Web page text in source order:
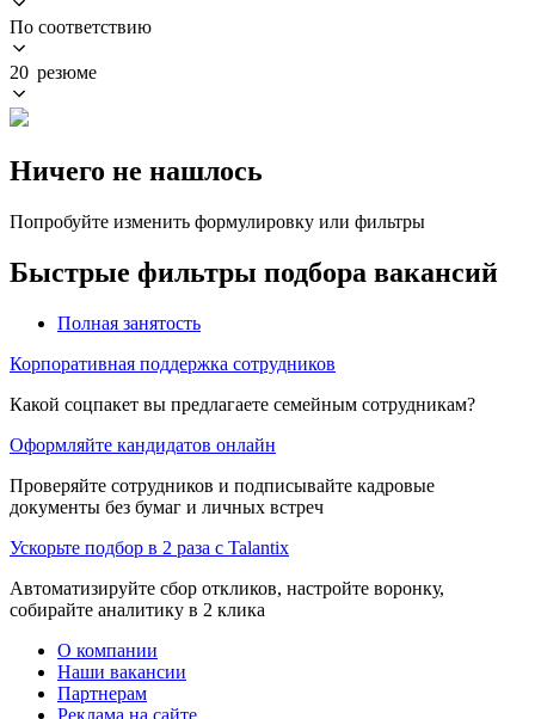
По соответствию
20 резюме
Ничего не нашлось
Попробуйте изменить формулировку или фильтры
Быстрые фильтры подбора вакансий
Полная занятость
Корпоративная поддержка сотрудников
Какой соцпакет вы предлагаете семейным сотрудникам?
Оформляйте кандидатов онлайн
Проверяйте сотрудников и подписывайте кадровые
документы без бумаг и личных встреч
Ускорьте подбор в 2 раза с Talantix
Автоматизируйте сбор откликов, настройте воронку,
собирайте аналитику в 2 клика
О компании
Наши вакансии
Партнерам
Реклама на сайте